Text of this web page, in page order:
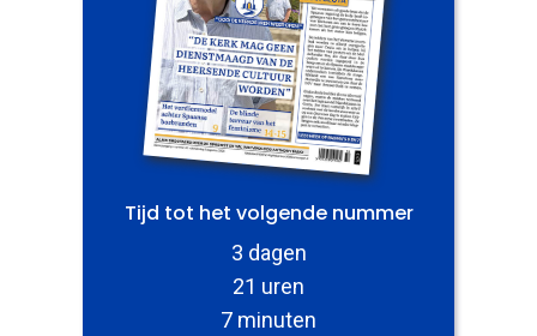
Tijd tot het volgende nummer
3 dagen
21 uren
7 minuten